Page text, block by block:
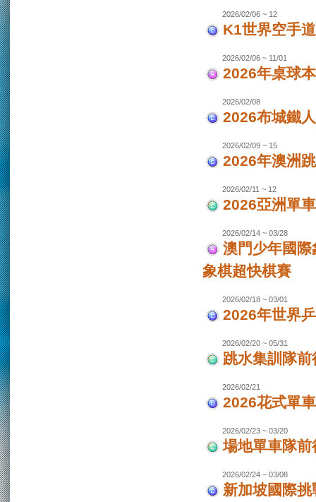
2026/02/06 ~ 12
K1世界空手
2026/02/06 ~ 11/01
2026年桌球
2026/02/08
2026布城鐵
2026/02/09 ~ 15
2026年澳洲
2026/02/11 ~ 12
2026亞洲單
2026/02/14 ~ 03/28
澳門少年國
象棋超快棋賽
2026/02/18 ~ 03/01
2026年世界
2026/02/20 ~ 05/31
跳水集訓隊
2026/02/21
2026花式單
2026/02/23 ~ 03/20
場地單車隊
2026/02/24 ~ 03/08
新加坡國際